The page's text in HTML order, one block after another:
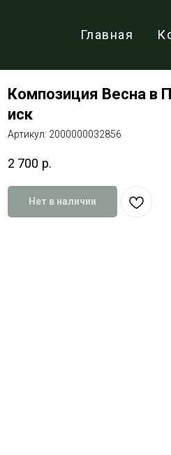
Главная
Композиция Весна в
иск
Артикул: 2000000032856
2 700 р.
Нет в наличии